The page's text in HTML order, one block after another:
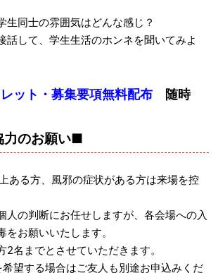
生同士の雰囲気はどんな感じ？
話して、学生生活のホンネを聞いてみよ
ット・募集要項無料配布 随時
力のお願い■
ある方、風邪の症状がある方は来場を控
人の判断にお任せしますが、各会場への入
お願いいたします。
2名までとさせていただきます。
望する場合はご友人も別途お申込みくだ